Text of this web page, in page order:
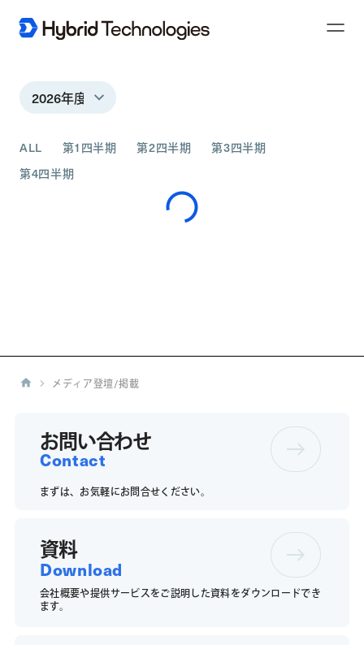
ALL 第1四半期 第2四半期
第3四半期
第4四半期
メディア登壇/掲載
お問い合わせ
Contact
まずは、お気軽にお問合せください。
資料
Download
会社概要や提供サービスをご説明した資料をダウンロードでき
ます。